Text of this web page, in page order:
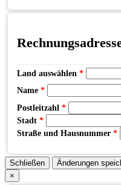
Land auswählen *
Name *
Postleitzahl *
Stadt *
Straße und Hausnummer *
Schließen
Änderungen
×